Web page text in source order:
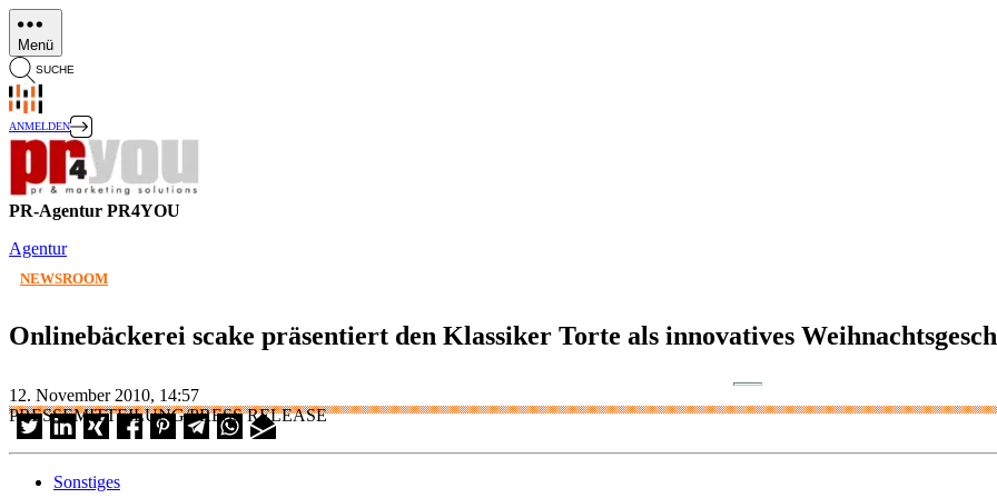
Direkt
zum
Inhalt
Menü
SUCHE
ANMELDEN
PR-Agentur PR4YOU
Agentur
NEWSROOM
Onlinebäckerei scake präsentiert den Klassiker Torte als innovatives
12. November 2010, 14:57
PRESSEMITTEILUNG/PRESS RELEASE
Sonstiges